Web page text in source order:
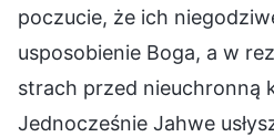
poczucie, że ich
usposobienie Boga, a w
strach przed nieuchronną
Jednocześnie Jahwe